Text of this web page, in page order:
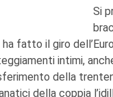
Si
ha fatto il giro
intimi,
della
della coppia